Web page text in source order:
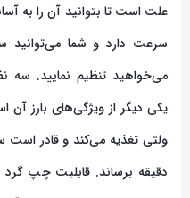
علت است تا بتوانید آن را به
سرعت دارد و شما می‌توانید
دقیقه برساند. قابلیت چپ